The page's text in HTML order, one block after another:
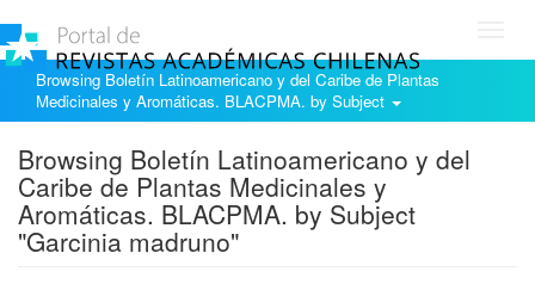
Browsing Boletín Latinoamericano y del Caribe de Plantas
Medicinales y Aromáticas. BLACPMA. by Subject
Browsing Boletín Latinoamericano y del
Caribe de Plantas Medicinales y
Aromáticas. BLACPMA. by Subject
"Garcinia madruno"